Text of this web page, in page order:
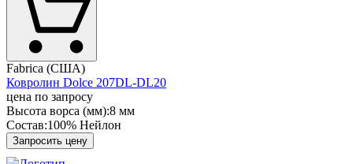
Fabrica (США)
Ковролин Dolce 207DL-DL20
цена по запросу
Высота ворса (мм):8 мм
Состав:100% Нейлон
Запросить цену